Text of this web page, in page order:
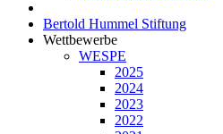
Bertold Hummel Stiftung
Wettbewerbe
WESPE
2025
2024
2023
2022